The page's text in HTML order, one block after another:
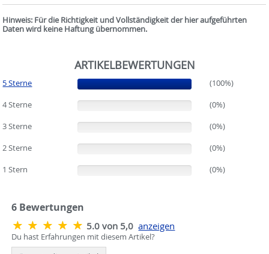
Hinweis: Für die Richtigkeit und Vollständigkeit der hier aufgeführten
Daten wird keine Haftung übernommen.
ARTIKELBEWERTUNGEN
5 Sterne (100%)
(100%)
4 Sterne
(0%)
3 Sterne
(0%)
2 Sterne
(0%)
1 Stern
(0%)
6 Bewertungen
5.0 von 5,0 anzeigen
Du hast Erfahrungen mit diesem Artikel?